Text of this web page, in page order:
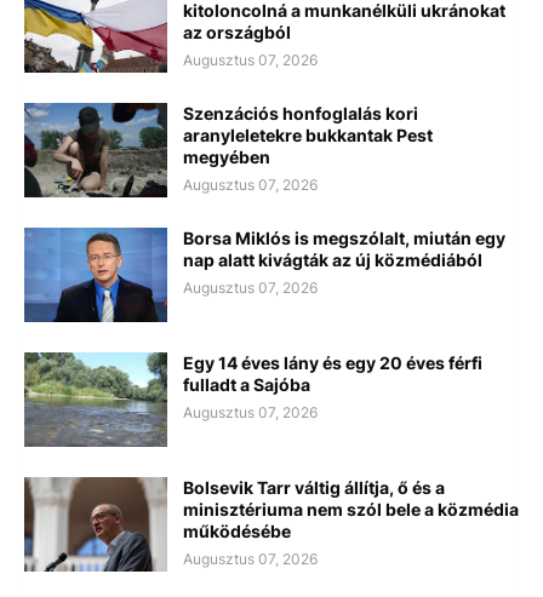
kitoloncolná a munkanélküli ukránokat
az országból
Augusztus 07, 2026
Szenzációs honfoglalás kori
aranyleletekre bukkantak Pest
megyében
Augusztus 07, 2026
Borsa Miklós is megszólalt, miután egy
nap alatt kivágták az új közmédiából
Augusztus 07, 2026
Egy 14 éves lány és egy 20 éves férfi
fulladt a Sajóba
Augusztus 07, 2026
Bolsevik Tarr váltig állítja, ő és a
minisztériuma nem szól bele a közmédia
működésébe
Augusztus 07, 2026